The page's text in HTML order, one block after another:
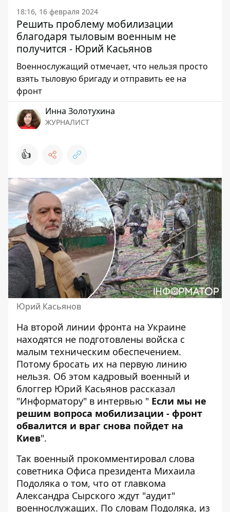
18:16, 16 февраля 2024
Решить проблему мобилизации
благодаря тыловым военным не
получится - Юрий Касьянов
Военнослужащий отмечает, что нельзя просто
взять тыловую бригаду и отправить ее на
фронт
Инна Золотухина
ЖУРНАЛИСТ
👍
Юрий Касьянов
На второй линии фронта на Украине
находятся не подготовлены войска с
малым техническим обеспечением.
Потому бросать их на первую линию
нельзя. Об этом кадровый военный и
блоггер Юрий Касьянов рассказал
"Информатору" в интервью " Если мы не
решим вопроса мобилизации - фронт
обвалится и враг снова пойдет на
Киев".
Так военный прокомментировал слова
советника Офиса президента Михаила
Подоляка о том, что от главкома
Александра Сырского ждут "аудит"
военнослужащих. По словам Подоляка, из